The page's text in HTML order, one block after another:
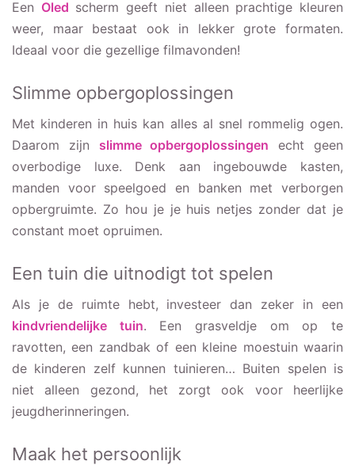
Een Oled scherm geeft niet alleen prachtige kleuren
weer, maar bestaat ook in lekker grote formaten.
Ideaal voor die gezellige filmavonden!
Slimme opbergoplossingen
Met kinderen in huis kan alles al snel rommelig ogen.
Daarom zijn slimme opbergoplossingen echt geen
overbodige luxe. Denk aan ingebouwde kasten,
manden voor speelgoed en banken met verborgen
opbergruimte. Zo hou je je huis netjes zonder dat je
constant moet opruimen.
Een tuin die uitnodigt tot spelen
Als je de ruimte hebt, investeer dan zeker in een
kindvriendelijke tuin. Een grasveldje om op te
ravotten, een zandbak of een kleine moestuin waarin
de kinderen zelf kunnen tuinieren… Buiten spelen is
niet alleen gezond, het zorgt ook voor heerlijke
jeugdherinneringen.
Maak het persoonlijk